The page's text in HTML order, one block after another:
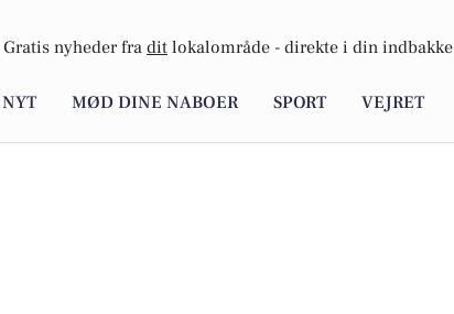
Gratis nyheder fra dit lokalområde - direkte i din indbakke
MØD DINE NABOER SPORT VEJRET